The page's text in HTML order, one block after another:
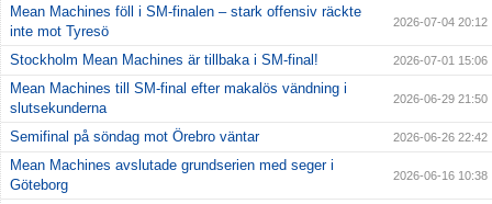
Mean Machines föll i SM-finalen – stark offensiv räckte
inte mot Tyresö
2026-07-04 20:12
Stockholm Mean Machines är tillbaka i SM-final! 2026-07-01 15:06
Mean Machines till SM-final efter makalös vändning i
slutsekunderna
2026-06-29 21:50
Semifinal på söndag mot Örebro väntar 2026-06-26 22:42
Mean Machines avslutade grundserien med seger i
Göteborg
2026-06-16 10:38